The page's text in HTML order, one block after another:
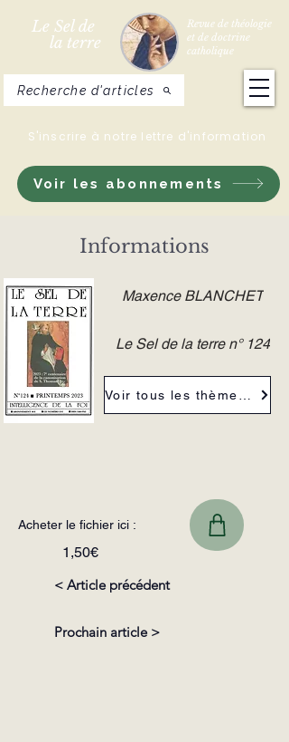
Le Sel de
la terre
Revue de théologie
et de doctrine
catholique
Voir les abonnements
S'inscrire à notre lettre d'information
Recherche d'articles
Informations
Maxence BLANCHET
Le Sel de la terre n° 124
Acheter le fichier ici :
1,50€
< Article précédent
Prochain article >